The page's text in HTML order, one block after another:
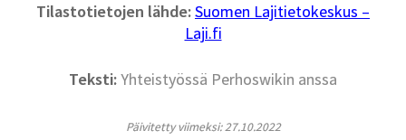
Tilastotietojen lähde:Suomen Lajitietokeskus –
Laji.fi
Teksti:Yhteistyössä Perhoswikin anssa
Päivitetty viimeksi: 27.10.2022